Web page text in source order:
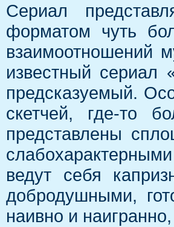
Сериал
форматом чуть
взаимоотношений
известный сериал
предсказуемый.
скетчей, где-то
представлены
ведут себя
добродушными,
наивно и